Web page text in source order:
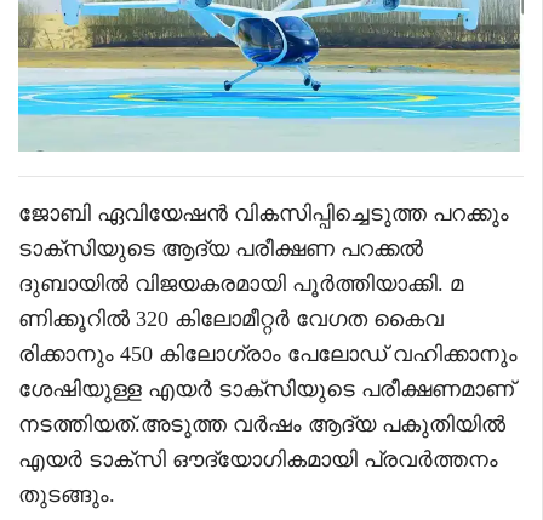
ജോബി ഏവിയേഷൻ വികസിപ്പിച്ചെടുത്ത പറക്കും
ടാക്‌സിയുടെ ആദ്യ പരീക്ഷണ പറക്കൽ
ദുബായിൽ വിജയകരമായി പൂർത്തിയാക്കി. മ
ണിക്കൂറിൽ 320 കിലോമീറ്റർ വേഗത കൈവ
രിക്കാനും 450 കിലോഗ്രാം പേലോഡ് വഹിക്കാനും
ശേഷിയുള്ള എയർ ടാക്‌സിയുടെ പരീക്ഷണമാണ്
നടത്തിയത്.അടുത്ത വർഷം ആദ്യ പകുതിയിൽ
എയർ ടാക്‌സി ഔദ്യോഗികമായി പ്രവർത്തനം
തുടങ്ങും.